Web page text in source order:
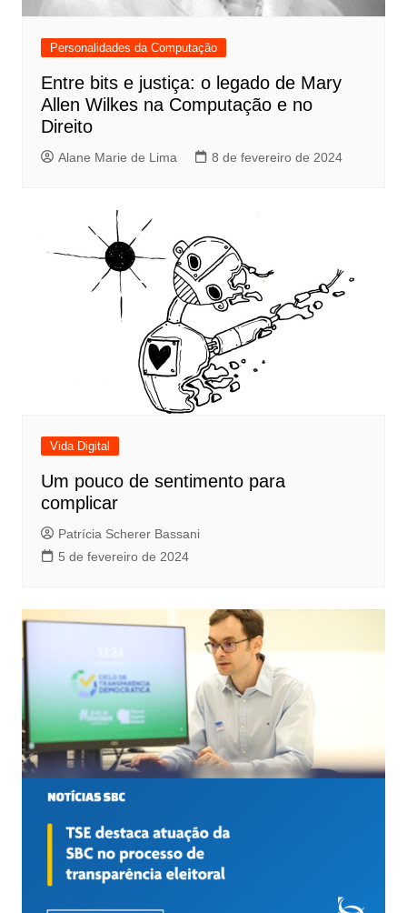
Personalidades da Computação
Entre bits e justiça: o legado de Mary
Allen Wilkes na Computação e no
Direito
Alane Marie de Lima 8 de fevereiro de 2024
Vida Digital
Um pouco de sentimento para
complicar
Patrícia Scherer Bassani
5 de fevereiro de 2024